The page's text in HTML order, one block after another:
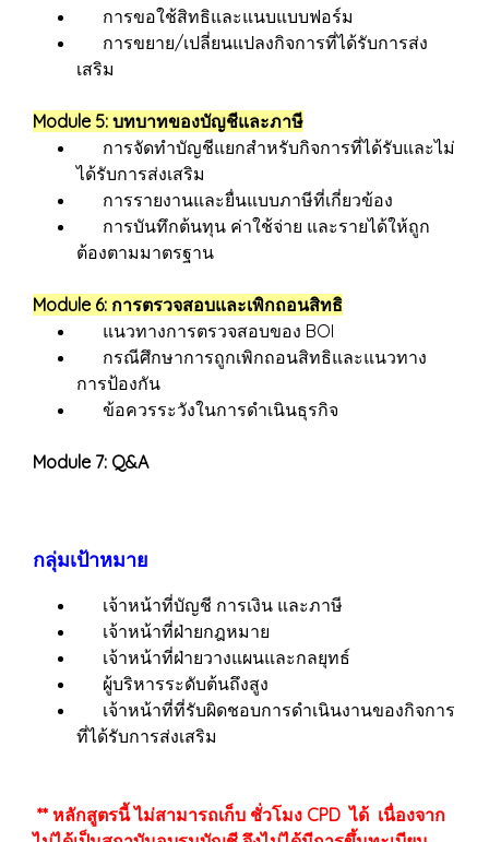
การขอใช้สิทธิและแนบแบบฟอร์ม
การขยาย/เปลี่ยนแปลงกิจการที่ได้รับการส่ง
เสริม
Module 5: บทบาทของบัญชีและภาษี
การจัดทำบัญชีแยกสำหรับกิจการที่ได้รับและไม่
ได้รับการส่งเสริม
การรายงานและยื่นแบบภาษีที่เกี่ยวข้อง
การบันทึกต้นทุน ค่าใช้จ่าย และรายได้ให้ถูก
ต้องตามมาตรฐาน
Module 6: การตรวจสอบและเพิกถอนสิทธิ
แนวทางการตรวจสอบของ BOI
กรณีศึกษาการถูกเพิกถอนสิทธิและแนวทาง
การป้องกัน
ข้อควรระวังในการดำเนินธุรกิจ
Module 7: Q&A
กลุ่มเป้าหมาย
เจ้าหน้าที่บัญชี การเงิน และภาษี
เจ้าหน้าที่ฝ่ายกฎหมาย
เจ้าหน้าที่ฝ่ายวางแผนและกลยุทธ์
ผู้บริหารระดับต้นถึงสูง
เจ้าหน้าที่ที่รับผิดชอบการดำเนินงานของกิจการ
ที่ได้รับการส่งเสริม
** หลักสูตรนี้ ไม่สามารถเก็บ ชั่วโมง CPD ได้ เนื่องจาก